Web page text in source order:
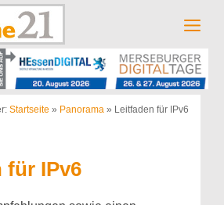
Startseite » Panorama » Leitfaden für IPv6
für IPv6